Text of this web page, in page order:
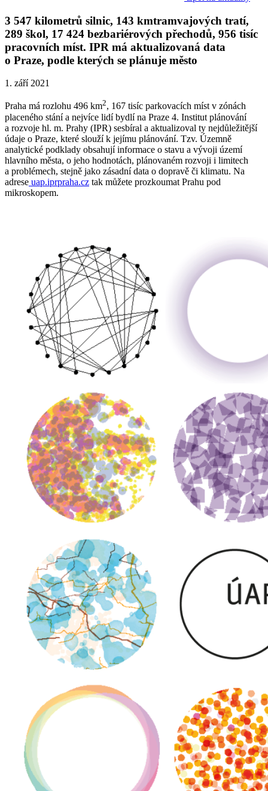
3 547 kilometrů silnic, 143 kmtramvajových tratí,
289 škol, 17 424 bezbariérových přechodů, 956 tisíc
pracovních míst. IPR má aktualizovaná data
o Praze, podle kterých se plánuje město
1. září 2021
Praha má rozlohu 496 km2, 167 tisíc parkovacích míst v zónách
placeného stání a nejvíce lidí bydlí na Praze 4. Institut plánování
a rozvoje hl. m. Prahy (IPR) sesbíral a aktualizoval ty nejdůležitější
údaje o Praze, které slouží k jejímu plánování. Tzv. Územně
analytické podklady obsahují informace o stavu a vývoji území
hlavního města, o jeho hodnotách, plánovaném rozvoji i limitech
a problémech, stejně jako zásadní data o dopravě či klimatu. Na
adrese uap.iprpraha.cz tak můžete prozkoumat Prahu pod
mikroskopem.